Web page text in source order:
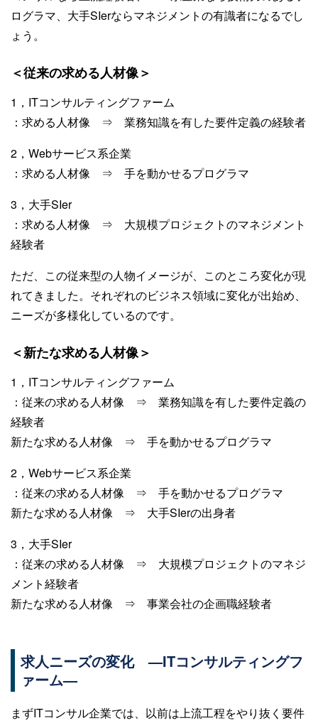
ログラマ、大手SIerならマネジメントの有識者になるでし
ょう。
＜従来の求める人材像＞
1，ITコンサルティングファーム
：求める人材像 ⇒ 業務知識を有した要件定義の経験者
2，Webサービス系企業
：求める人材像 ⇒ 手を動かせるプログラマ
3，大手SIer
：求める人材像 ⇒ 大規模プロジェクトのマネジメント
経験者
ただ、この従来型の人物イメージが、このところ変化が現
れてきました。それぞれのビジネス領域に変化が出始め、
ニーズが多様化しているのです。
＜新たな求める人材像＞
1，ITコンサルティングファーム
：従来の求める人材像 ⇒ 業務知識を有した要件定義の
経験者
新たな求める人材像 ⇒ 手を動かせるプログラマ
2，Webサービス系企業
：従来の求める人材像 ⇒ 手を動かせるプログラマ
新たな求める人材像 ⇒ 大手SIerの出身者
3，大手SIer
：従来の求める人材像 ⇒ 大規模プロジェクトのマネジ
メント経験者
新たな求める人材像 ⇒ 事業会社の企画職経験者
求人ニーズの変化 —ITコンサルティングフ
ァーム—
まずITコンサル企業では、以前は上流工程をやり抜く要件